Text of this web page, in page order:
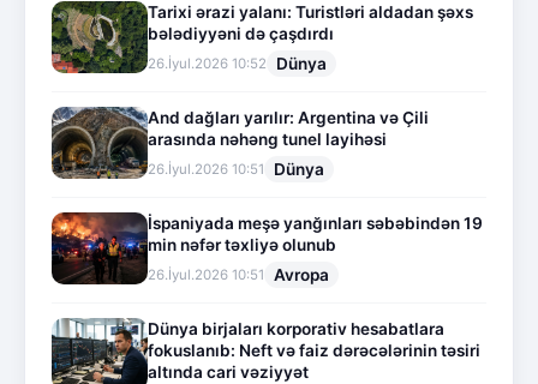
Tarixi ərazi yalanı: Turistləri aldadan şəxs
bələdiyyəni də çaşdırdı
26.İyul.2026 10:52 Dünya
And dağları yarılır: Argentina və Çili
arasında nəhəng tunel layihəsi
26.İyul.2026 10:51 Dünya
İspaniyada meşə yanğınları səbəbindən 19
min nəfər təxliyə olunub
26.İyul.2026 10:51 Avropa
Dünya birjaları korporativ hesabatlara
fokuslanıb: Neft və faiz dərəcələrinin təsiri
altında cari vəziyyət